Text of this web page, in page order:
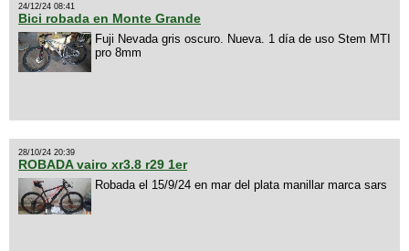
24/12/24 08:41
Bici robada en Monte Grande
Fuji Nevada gris oscuro. Nueva. 1 día de uso Stem MTI
pro 8mm
28/10/24 20:39
ROBADA vairo xr3.8 r29 1er
Robada el 15/9/24 en mar del plata manillar marca sars